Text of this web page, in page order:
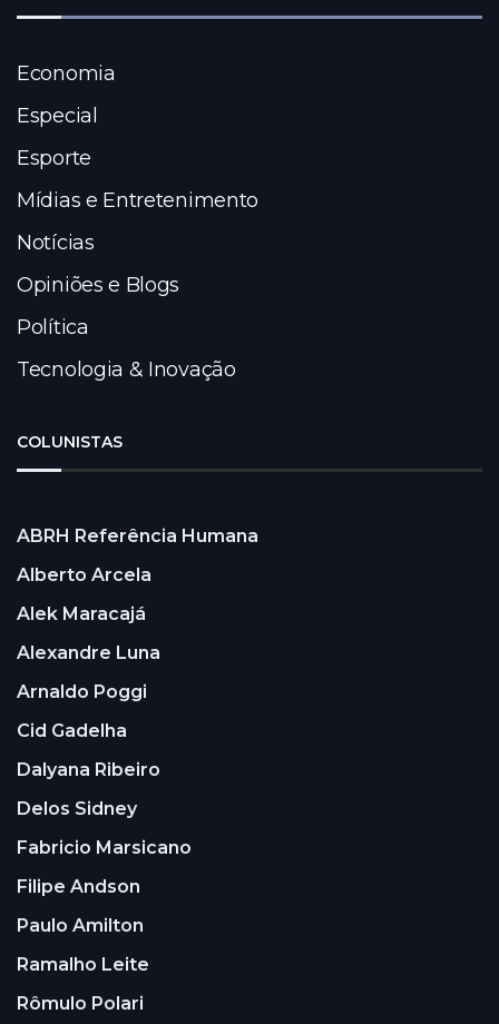
Economia
Especial
Esporte
Mídias e Entretenimento
Notícias
Opiniões e Blogs
Política
Tecnologia & Inovação
COLUNISTAS
ABRH Referência Humana
Alberto Arcela
Alek Maracajá
Alexandre Luna
Arnaldo Poggi
Cid Gadelha
Dalyana Ribeiro
Delos Sidney
Fabricio Marsicano
Filipe Andson
Paulo Amilton
Ramalho Leite
Rômulo Polari